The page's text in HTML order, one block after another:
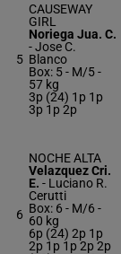
5
CAUSEWAY
GIRL
Noriega Jua. C.
-Jose C.
Blanco
Box: 5 - M/5 -
57 kg
3p (24) 1p 1p
3p 1p 2p
6
NOCHE ALTA
Velazquez Cri.
E. - Luciano R.
Cerutti
Box: 6 - M/6 -
60 kg
6p (24) 2p 1p
2p 1p 1p 2p 2p